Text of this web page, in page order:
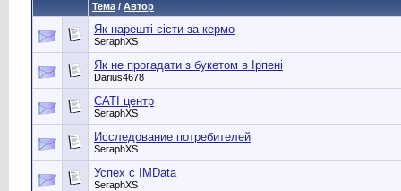
Тема / Автор
Як нарешті сісти за кермо
SeraphXS
Як не прогадати з букетом в Ірпені
Darius4678
CATI центр
SeraphXS
Исследование потребителей
SeraphXS
Успех с IMData
SeraphXS